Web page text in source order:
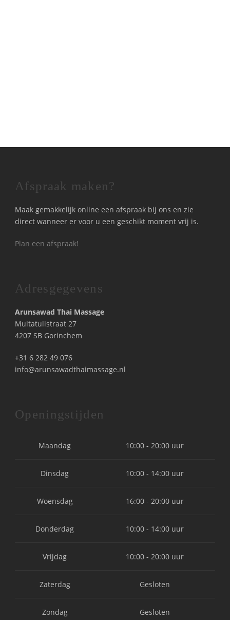
Afspraak maken?
Maak gemakkelijk online een afspraak bij ons en zie
direct wanneer er voor u een geschikt moment vrij is.
Plan een afspraak!
Adresgegevens
Arunsawad Thai Massage
Multatulistraat 27
4207 SB Gorinchem
+31 6 282 49 076
info@arunsawadthaimassage.nl
Openingstijden
Maandag 10:00 - 20:00 uur
Dinsdag 10:00 - 14:00 uur
Woensdag 16:00 - 20:00 uur
Donderdag 10:00 - 14:00 uur
Vrijdag 10:00 - 20:00 uur
Zaterdag Gesloten
Zondag Gesloten